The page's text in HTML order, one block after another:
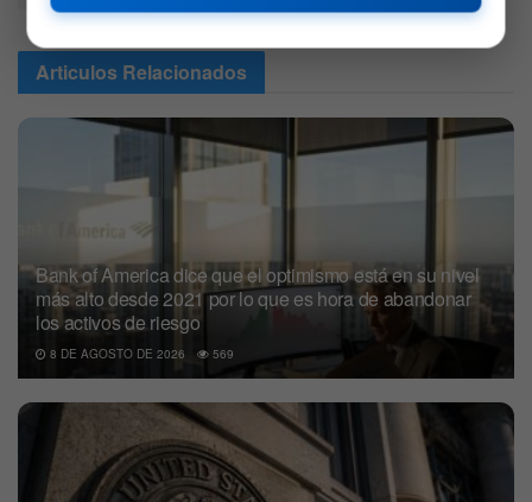
Articulos Relacionados
Bank of America dice que el optimismo está en su nivel
más alto desde 2021 por lo que es hora de abandonar
los activos de riesgo
8 DE AGOSTO DE 2026 569